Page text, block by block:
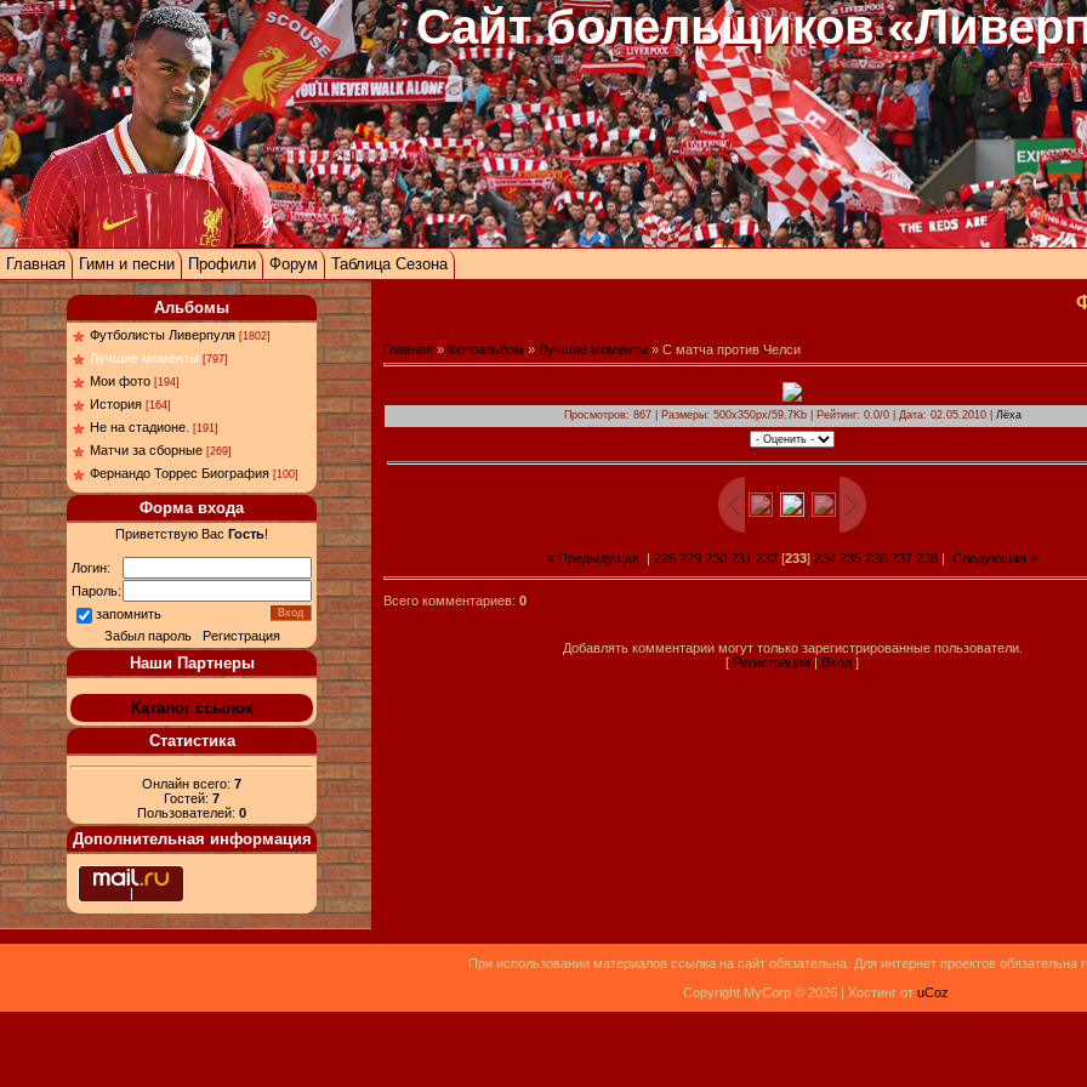
Сайт болельщиков
Главная Гимн и песни Профили Форум Таблица Сезона
Альбомы
Футболисты Ливерпуля [1802]
Лучшие моменты [797]
Мои фото [194]
История [164]
Не на стадионе. [191]
Матчи за сборные [269]
Фернандо Торрес Биография [100]
Форма входа
Приветствую Вас Гость!
Логин:
Пароль:
запомнить
Забыл пароль| Регистрация
Наши Партнеры
Каталог ссылок
Статистика
Онлайн всего: 7
Гостей: 7
Пользователей: 0
Дополнительная информация
Главная » Фотоальбом » Лучшие моменты » С матча против Челси
Просмотров: 867 | Размеры: 500x350px/59.7Kb | Рейтинг: 0.0/0 | Дата: 02.05.2010 | Лёха
« Предыдущая 228 229 230 231 232 [233] 234 235 236 237 238 Следующая »
Всего комментариев: 0
Добавлять комментарии могут только зарегистрированные пользователи.
[ Регистрация | Вход ]
При использовании материалов ссылка на сайт обязательна. Для интернет проектов обязательна
Copyright MyCorp © 2026 | Хостинг от uCoz